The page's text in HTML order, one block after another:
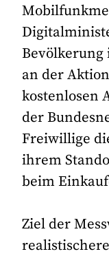
Bevölkerung
an der
kostenlosen
der
Freiwillige
ihrem
beim
Ziel der